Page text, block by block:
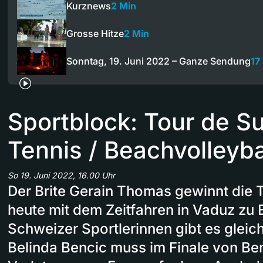
Kurznews2 Min
Grosse Hitze2 Min
Sonntag, 19. Juni 2022 – Ganze Sendung
Sportblock: Tour de
Tennis /
So 19. Juni 2022, 16.00 Uhr
Der Brite Gerain Thomas gewinnt die
heute mit dem Zeitfahren in Vaduz zu
Schweizer Sportlerinnen gibt es
Belinda Bencic muss im Finale von